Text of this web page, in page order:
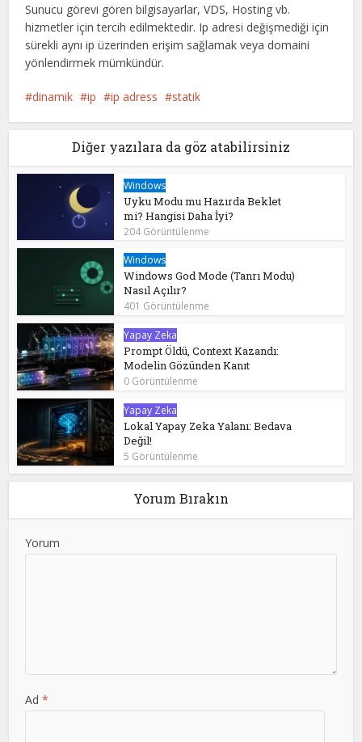
Sunucu görevi gören bilgisayarlar, VDS, Hosting vb.
hizmetler için tercih edilmektedir. Ip adresi değişmediği için
sürekli aynı ip üzerinden erişim sağlamak veya domaini
yönlendirmek mümkündür.
dinamik ip ip adress statik
Diğer yazılara da göz atabilirsiniz
Windows
Uyku Modu mu Hazırda Beklet
mi? Hangisi Daha İyi?
204 Görüntülenme
Windows
Windows God Mode (Tanrı Modu)
Nasıl Açılır?
401 Görüntülenme
Yapay Zeka
Prompt Öldü, Context Kazandı:
Modelin Gözünden Kanıt
0 Görüntülenme
Yapay Zeka
Lokal Yapay Zeka Yalanı: Bedava
Değil!
5 Görüntülenme
Yorum Bırakın
Yorum
Ad*